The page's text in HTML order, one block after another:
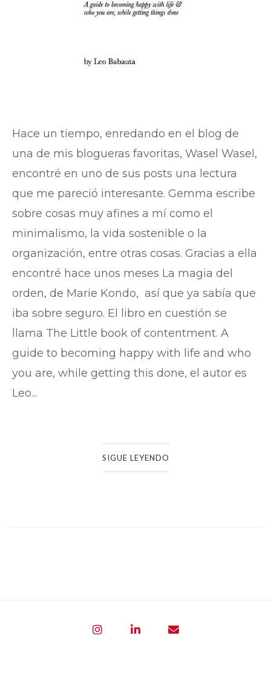
Hace un tiempo, enredando en el blog de
una de mis blogueras favoritas, Wasel Wasel,
encontré en uno de sus posts una lectura
que me pareció interesante. Gemma escribe
sobre cosas muy afines a mí como el
minimalismo, la vida sostenible o la
organización, entre otras cosas. Gracias a ella
encontré hace unos meses La magia del
orden, de Marie Kondo, así que ya sabía que
iba sobre seguro. El libro en cuestión se
llama The Little book of contentment. A
guide to becoming happy with life and who
you are, while getting this done, el autor es
Leo...
SIGUE LEYENDO